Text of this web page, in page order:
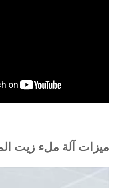
ميزات آلة ملء زيت